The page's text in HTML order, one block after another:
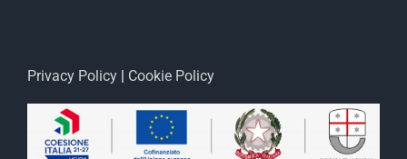
Privacy Policy Cookie Policy